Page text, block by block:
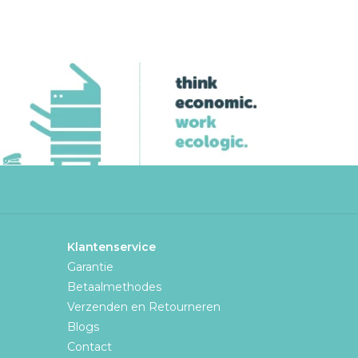
Klantenservice
Garantie
Betaalmethodes
Verzenden en Retourneren
Blogs
Contact